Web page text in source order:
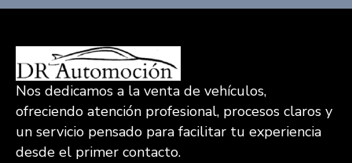
Nos dedicamos a la venta de vehículos,
ofreciendo atención profesional, procesos claros y
un servicio pensado para facilitar tu experiencia
desde el primer contacto.